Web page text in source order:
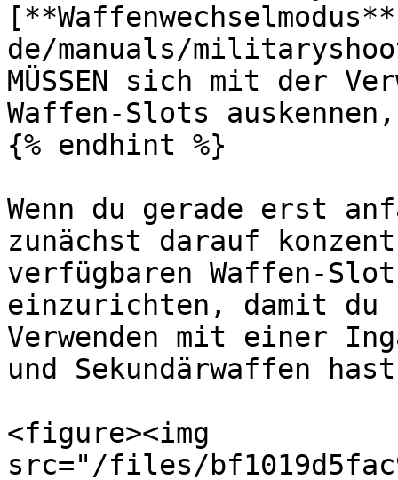
de/manuals/
MÜSSEN sich mit der
Waffen-Slots
{% endhint %}
Wenn du gerade erst
zunächst darauf
verfügbaren Waffen-
einzurichten, damit du
Verwenden mit einer
und Sekundärwaffen
<figure><img
src="/files/